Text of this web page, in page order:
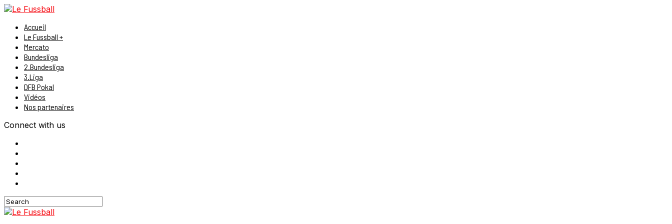
Accueil
Le Fussball +
Mercato
Bundesliga
2.Bundesliga
3.Liga
DFB Pokal
Vidéos
Nos partenaires
Connect with us